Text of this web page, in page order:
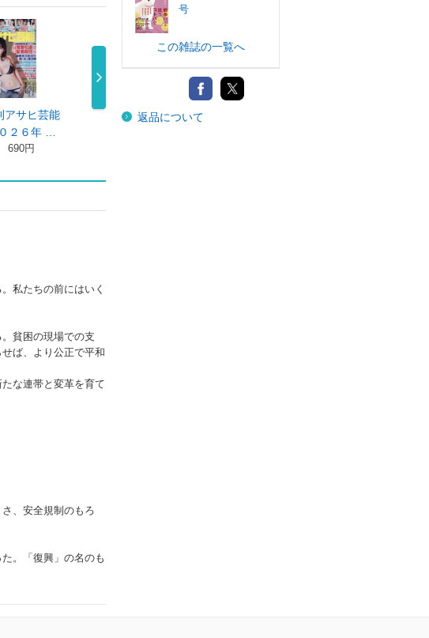
アサヒ芸能
２６年 …
690円
週刊現代 ２０２
東京人 ２０２６
私たちの前にはいく
貧困の現場での支
ば、より公正で平和
な連帯と変革を育て
、安全規制のもろ
。「復興」の名のも
号
この雑誌の一覧へ
返品について